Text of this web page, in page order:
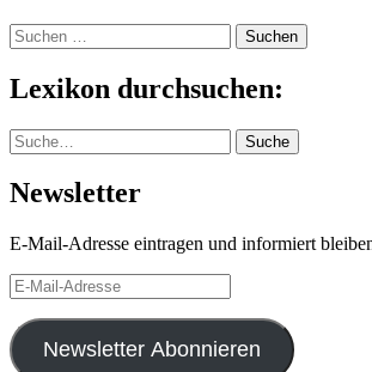
Suchen
nach:
Lexikon durchsuchen:
Suche Suche
Newsletter
E-Mail-Adresse eintragen und informiert
E-
Mail-
Adresse
Newsletter Abonnieren